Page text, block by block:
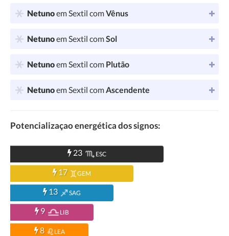
Netunoem Sextil comVênus
Netunoem Sextil comSol
Netunoem Sextil com Plutão
Netunoem Sextil comAscendente
Potencializaçao energética dos signos:
23 ESC
17 GEM
13 SAG
9 LIB
8 LEA